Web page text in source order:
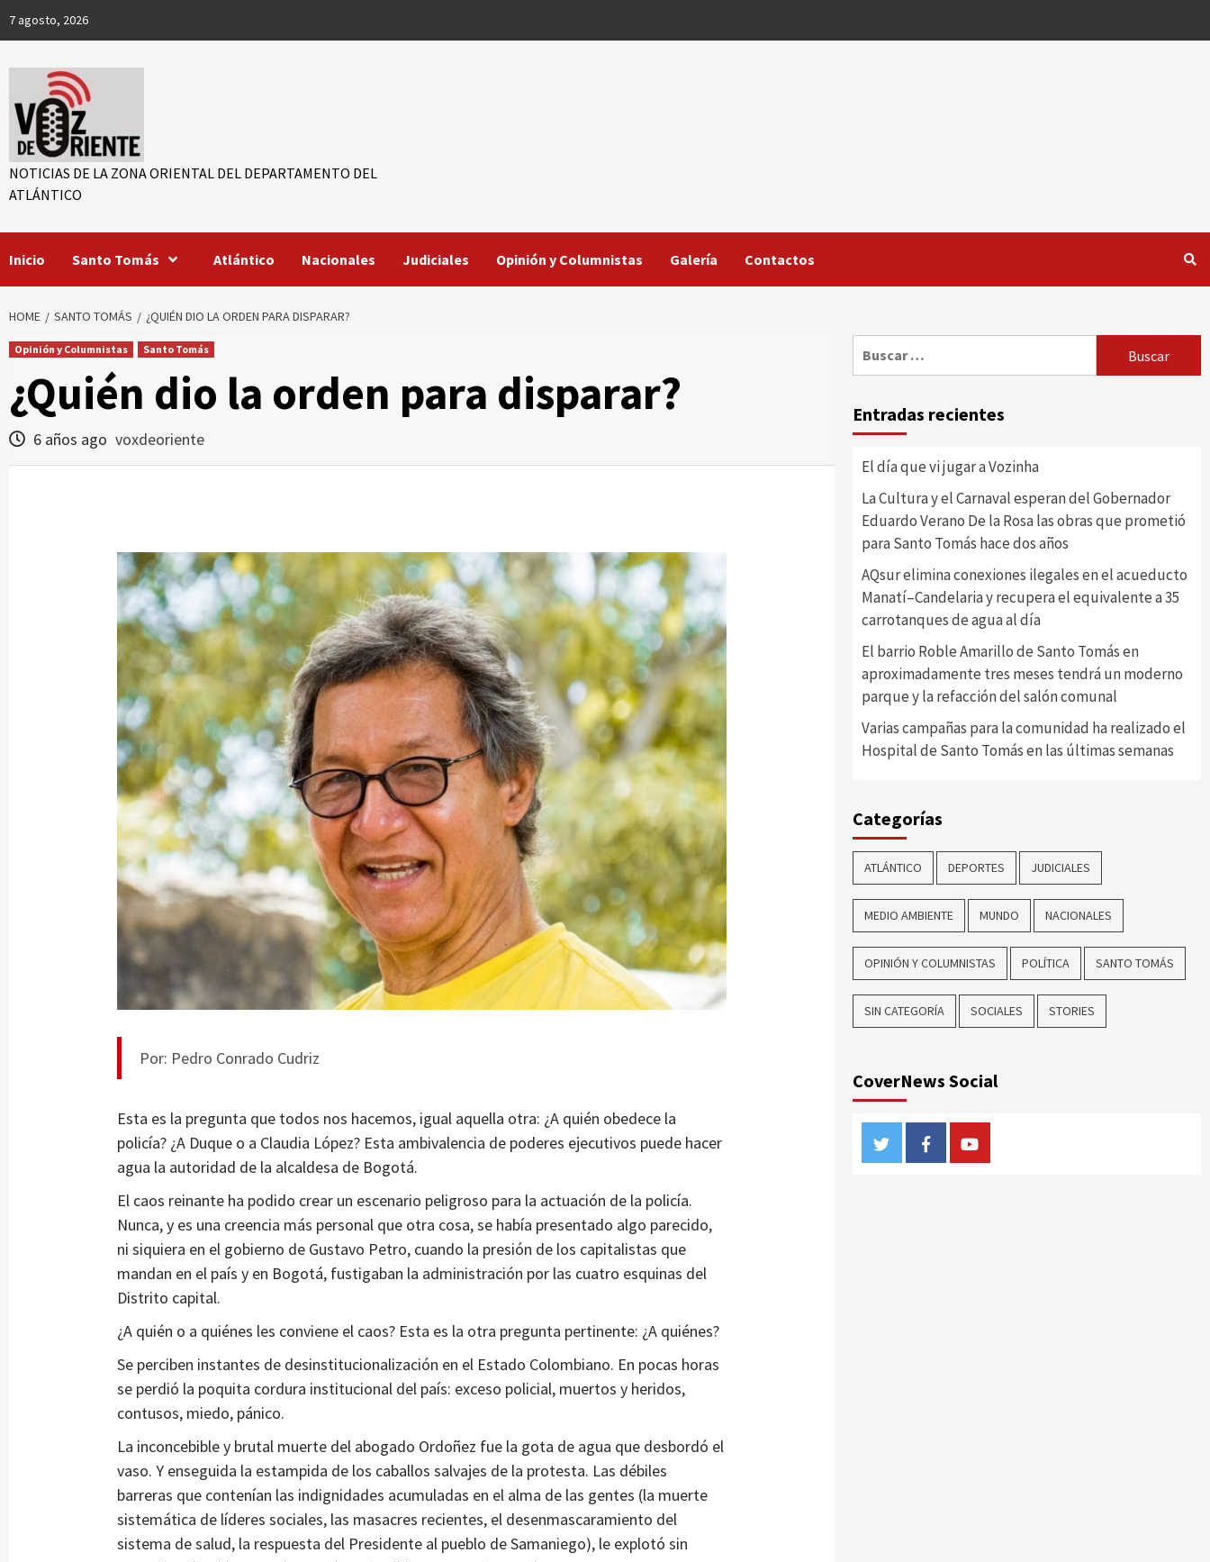
7 agosto, 2026
NOTICIAS DE LA ZONA ORIENTAL DEL DEPARTAMENTO DEL
ATLÁNTICO
Inicio Santo Tomás Atlántico Nacionales Judiciales Opinión y Columnistas Galería Contactos
HOME SANTO TOMÁS ¿QUIÉN DIO LA ORDEN PARA DISPARAR?
Opinión y Columnistas Santo Tomás
¿Quién dio la orden para disparar?
6 años ago voxdeoriente
Por: Pedro Conrado Cudriz
Esta es la pregunta que todos nos hacemos, igual aquella otra: ¿A quién obedece la
policía? ¿A Duque o a Claudia López? Esta ambivalencia de poderes ejecutivos puede hacer
agua la autoridad de la alcaldesa de Bogotá.
El caos reinante ha podido crear un escenario peligroso para la actuación de la policía.
Nunca, y es una creencia más personal que otra cosa, se había presentado algo parecido,
ni siquiera en el gobierno de Gustavo Petro, cuando la presión de los capitalistas que
mandan en el país y en Bogotá, fustigaban la administración por las cuatro esquinas del
Distrito capital.
¿A quién o a quiénes les conviene el caos? Esta es la otra pregunta pertinente: ¿A quiénes?
Se perciben instantes de desinstitucionalización en el Estado Colombiano. En pocas horas
se perdió la poquita cordura institucional del país: exceso policial, muertos y heridos,
contusos, miedo, pánico.
La inconcebible y brutal muerte del abogado Ordoñez fue la gota de agua que desbordó el
vaso. Y enseguida la estampida de los caballos salvajes de la protesta. Las débiles
barreras que contenían las indignidades acumuladas en el alma de las gentes (la muerte
sistemática de líderes sociales, las masacres recientes, el desenmascaramiento del
sistema de salud, la respuesta del Presidente al pueblo de Samaniego), le explotó sin
Entradas recientes
El día que vi jugar a Vozinha
La Cultura y el Carnaval esperan del Gobernador
Eduardo Verano De la Rosa las obras que prometió
para Santo Tomás hace dos años
AQsur elimina conexiones ilegales en el acueducto
Manatí–Candelaria y recupera el equivalente a 35
carrotanques de agua al día
El barrio Roble Amarillo de Santo Tomás en
aproximadamente tres meses tendrá un moderno
parque y la refacción del salón comunal
Varias campañas para la comunidad ha realizado el
Hospital de Santo Tomás en las últimas semanas
Categorías
ATLÁNTICO DEPORTES JUDICIALES
MEDIO AMBIENTE MUNDO NACIONALES
OPINIÓN Y COLUMNISTAS POLÍTICA SANTO TOMÁS
SIN CATEGORÍA SOCIALES STORIES
CoverNews Social
TwitterFacebookYoutube